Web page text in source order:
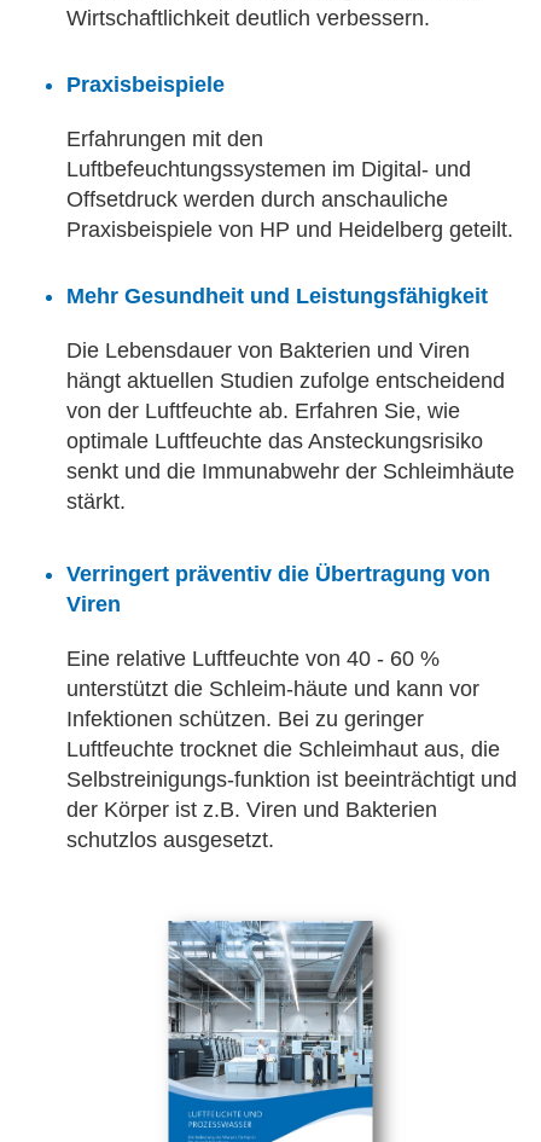
Wirtschaftlichkeit deutlich verbessern.
Praxisbeispiele
Erfahrungen mit den
Luftbefeuchtungssystemen im Digital- und
Offsetdruck werden durch anschauliche
Praxisbeispiele von HP und Heidelberg geteilt.
Mehr Gesundheit und Leistungsfähigkeit
Die Lebensdauer von Bakterien und Viren
hängt aktuellen Studien zufolge entscheidend
von der Luftfeuchte ab. Erfahren Sie, wie
optimale Luftfeuchte das Ansteckungsrisiko
senkt und die Immunabwehr der Schleimhäute
stärkt.
Verringert präventiv die Übertragung von
Viren
Eine relative Luftfeuchte von 40 - 60 %
unterstützt die Schleim-häute und kann vor
Infektionen schützen. Bei zu geringer
Luftfeuchte trocknet die Schleimhaut aus, die
Selbstreinigungs-funktion ist beeinträchtigt und
der Körper ist z.B. Viren und Bakterien
schutzlos ausgesetzt.